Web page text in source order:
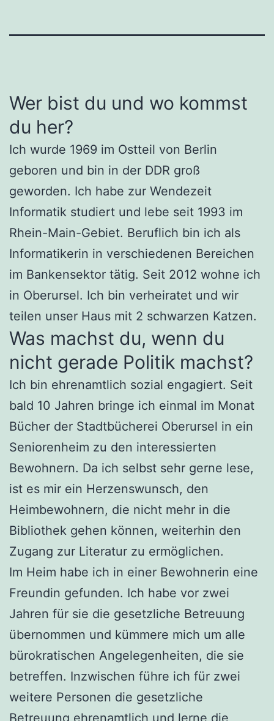
Wer bist du und wo kommst
du her?
Ich wurde 1969 im Ostteil von Berlin
geboren und bin in der DDR groß
geworden. Ich habe zur Wendezeit
Informatik studiert und lebe seit 1993 im
Rhein-Main-Gebiet. Beruflich bin ich als
Informatikerin in verschiedenen Bereichen
im Bankensektor tätig. Seit 2012 wohne ich
in Oberursel. Ich bin verheiratet und wir
teilen unser Haus mit 2 schwarzen Katzen.
Was machst du, wenn du
nicht gerade Politik machst?
Ich bin ehrenamtlich sozial engagiert. Seit
bald 10 Jahren bringe ich einmal im Monat
Bücher der Stadtbücherei Oberursel in ein
Seniorenheim zu den interessierten
Bewohnern. Da ich selbst sehr gerne lese,
ist es mir ein Herzenswunsch, den
Heimbewohnern, die nicht mehr in die
Bibliothek gehen können, weiterhin den
Zugang zur Literatur zu ermöglichen.
Im Heim habe ich in einer Bewohnerin eine
Freundin gefunden. Ich habe vor zwei
Jahren für sie die gesetzliche Betreuung
übernommen und kümmere mich um alle
bürokratischen Angelegenheiten, die sie
betreffen. Inzwischen führe ich für zwei
weitere Personen die gesetzliche
Betreuung ehrenamtlich und lerne die